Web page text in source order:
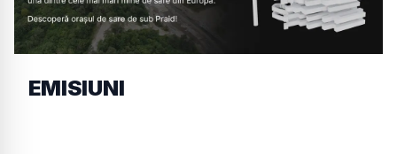
EMISIUNI